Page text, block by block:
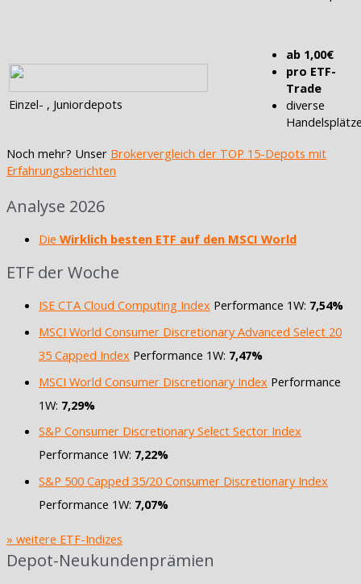
Einzel- , Juniordepots
ab 1,00€
pro ETF-
Trade
diverse
Noch mehr? Unser Brokervergleich der TOP 15-Depots mit
Erfahrungsberichten
Analyse 2026
Die Wirklich besten ETF auf den MSCI World
ETF der Woche
ISE CTA Cloud Computing Index Performance 1W: 7,54%
MSCI World Consumer Discretionary Advanced Select 20
35 Capped Index Performance 1W: 7,47%
MSCI World Consumer Discretionary Index Performance
1W: 7,29%
S&P Consumer Discretionary Select Sector Index
Performance 1W: 7,22%
S&P 500 Capped 35/20 Consumer Discretionary Index
Performance 1W: 7,07%
» weitere ETF-Indizes
Depot-Neukundenprämien